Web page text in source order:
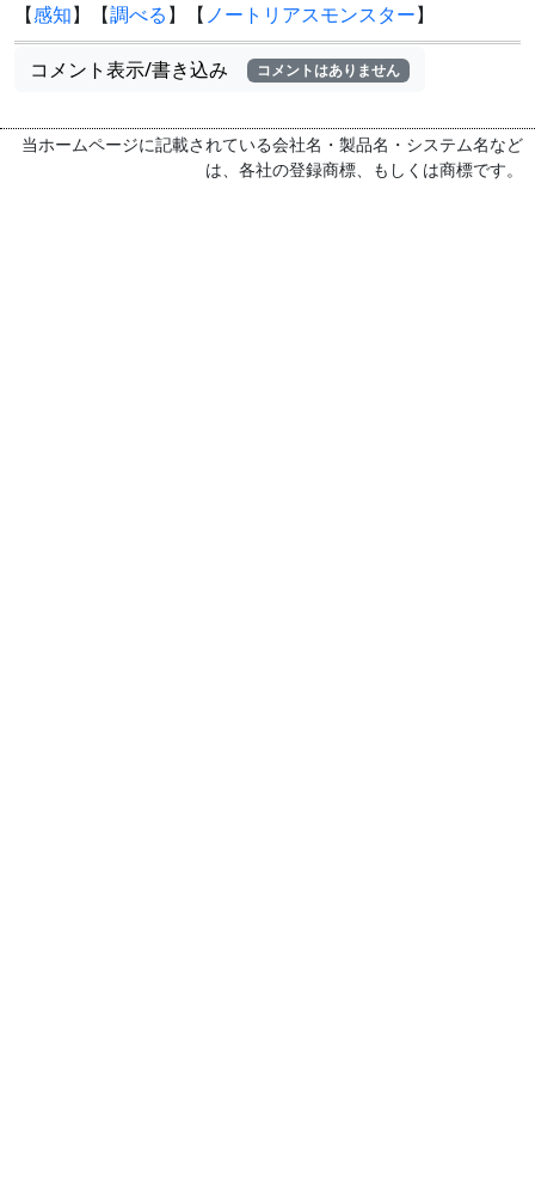
【感知】【調べる】【 ノートリアスモンスター】
コメント表示/書き込み コメントはありません
当ホームページに記載されている会社名・製品名・システム名など
は、各社の登録商標、もしくは商標です。